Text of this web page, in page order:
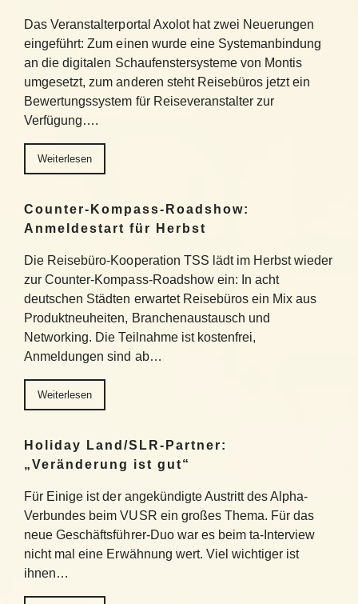
Das Veranstalterportal Axolot hat zwei Neuerungen
eingeführt: Zum einen wurde eine Systemanbindung
an die digitalen Schaufenstersysteme von Montis
umgesetzt, zum anderen steht Reisebüros jetzt ein
Bewertungssystem für Reiseveranstalter zur
Verfügung….
Weiterlesen
Counter-Kompass-Roadshow:
Anmeldestart für Herbst
Die Reisebüro-Kooperation TSS lädt im Herbst wieder
zur Counter-Kompass-Roadshow ein: In acht
deutschen Städten erwartet Reisebüros ein Mix aus
Produktneuheiten, Branchenaustausch und
Networking. Die Teilnahme ist kostenfrei,
Anmeldungen sind ab…
Weiterlesen
Holiday Land/SLR-Partner:
„Veränderung ist gut“
Für Einige ist der angekündigte Austritt des Alpha-
Verbundes beim VUSR ein großes Thema. Für das
neue Geschäftsführer-Duo war es beim ta-Interview
nicht mal eine Erwähnung wert. Viel wichtiger ist
ihnen…